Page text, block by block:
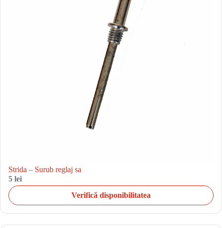
Strida – Surub reglaj sa
5 lei
Verifică disponibilitatea